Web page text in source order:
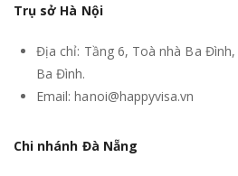
Trụ sở Hà Nội
Địa chỉ: Tầng 6, Toà nhà Ba
Ba Đình.
Email: hanoi@happyvisa.vn
Chi nhánh Đà Nẵng